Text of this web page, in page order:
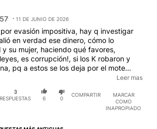
1957.
11 DE JUNIO DE 2026
evasión impositiva, hay q investigar
en verdad ese dinero, cómo lo
y su mujer, haciendo qué favores,
es corrupción!, si los K robaron y
pq a estos se los deja por el mote
para luego salir a criticar de verdad? La
de ustedes es imposible de ocultar.
Leer mas
3
RESPUESTAS
6 0
COMPARTIR
MARCAR
COMO
INAPROPIADO
antiguas